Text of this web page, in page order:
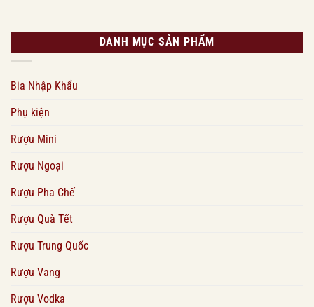
DANH MỤC SẢN PHẨM
Bia Nhập Khẩu
Phụ kiện
Rượu Mini
Rượu Ngoại
Rượu Pha Chế
Rượu Quà Tết
Rượu Trung Quốc
Rượu Vang
Rượu Vodka